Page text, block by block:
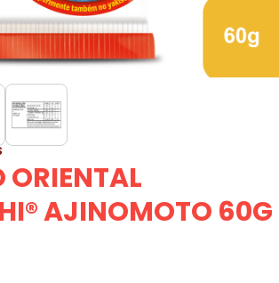
ORIENTAL
AJINOMOTO 60G